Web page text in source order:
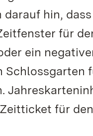
hin,
für
ein
für